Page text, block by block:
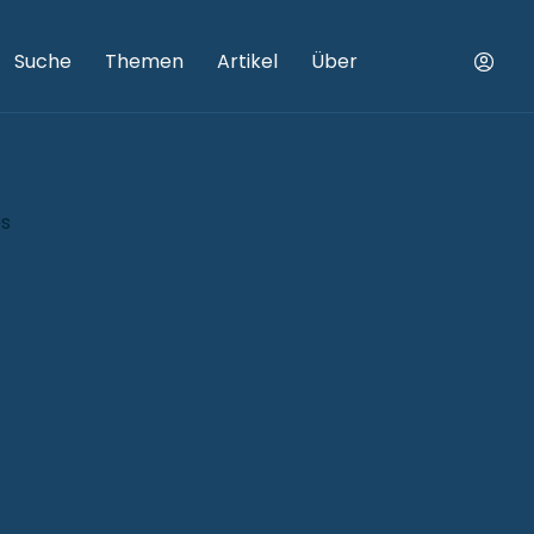
Suche Themen Artikel Über